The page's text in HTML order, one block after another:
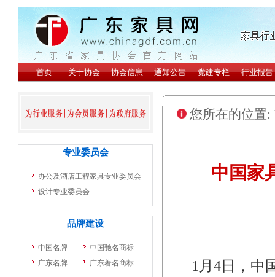
您所在的位置:
中国家
1月4日，中